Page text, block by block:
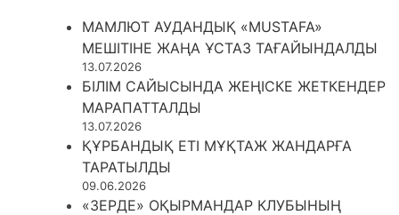
МАМЛЮТ АУДАНДЫҚ «MUSTAFA»
МЕШІТІНЕ ЖАҢА ҰСТАЗ ТАҒАЙЫНДАЛДЫ
13.07.2026
БІЛІМ САЙЫСЫНДА ЖЕҢІСКЕ ЖЕТКЕНДЕР
МАРАПАТТАЛДЫ
13.07.2026
ҚҰРБАНДЫҚ ЕТІ МҰҚТАЖ ЖАНДАРҒА
ТАРАТЫЛДЫ
09.06.2026
«ЗЕРДЕ» ОҚЫРМАНДАР КЛУБЫНЫҢ